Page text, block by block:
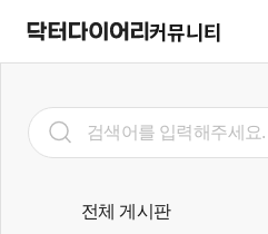
커뮤니티
전체 게시판